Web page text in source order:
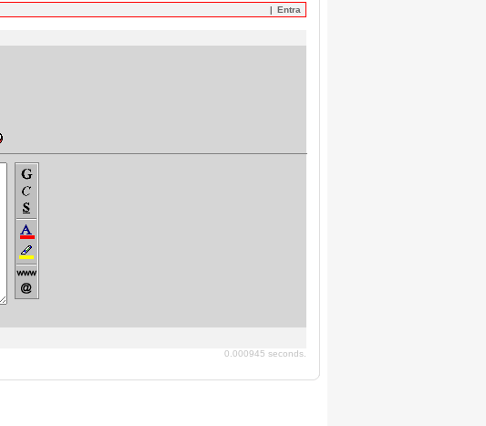
Entra
0.000945 seconds.